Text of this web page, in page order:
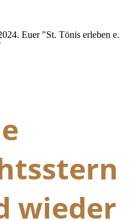
Euer "St. Tönis erleben e.
wieder